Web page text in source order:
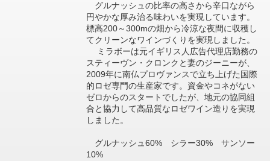
グルナッシュの比率の高さから辛口ながら
円やかな厚み治る味わいを実現しています。
標高200～300mの畑から冷涼な夜間に収穫し
てクリーンなワインづくりを実現しました。
ミラボーは元イギリス人広告代理店勤務の
スティーヴン・クロンクと妻のジーニーが、
2009年に南仏プロヴァンスで立ち上げた国際
的ロゼ専門の生産家です。資金やコネがない
ゼロからのスタートでしたが、地元の協同組
合と協力して高品質なロゼワイン造りを実現
しました。
グルナッシュ60% シラー30% サンソー
10%